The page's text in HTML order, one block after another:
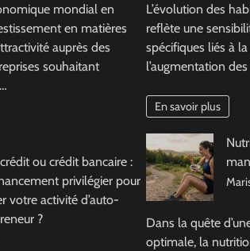
mondial en
en matières
auprès des
souhaitant
ou crédit bancaire :
privilégier pour
votre activité d’auto-
?
L’évolution des
reflète une
spécifiques liés à
l’augmentation
En savoir plus
Dans la quête
optimale, la